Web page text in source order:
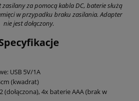
zasilany za pomocą kabla DC, baterie służą
w przypadku braku zasilania. Adapter
nie jest dołączony.
USB 5V/1A
(kwadrat)
(dołączona), 4x baterie AAA (brak w